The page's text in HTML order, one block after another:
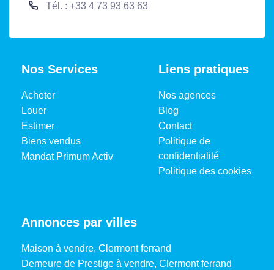
Tél. : +33 4 73 93 63 63
Nos Services
Acheter
Louer
Estimer
Biens vendus
Mandat Primum Activ
Liens pratiques
Nos agences
Blog
Contact
Politique de
confidentialité
Politique des cookies
Annonces par villes
Maison à vendre, Clermont ferrand
Demeure de Prestige à vendre, Clermont ferrand